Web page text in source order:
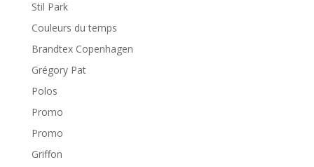
Stil Park
Couleurs du temps
Brandtex Copenhagen
Grégory Pat
Polos
Promo
Promo
Griffon